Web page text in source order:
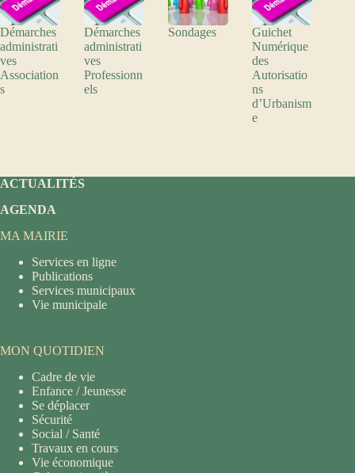
Démarches
administrati
ves
Association
s
Démarches
administrati
ves
Professionn
els
Sondages
Guichet
Numérique
des
Autorisatio
ns
d’Urbanism
e
ACTUALITÉS
AGENDA
MA MAIRIE
Services en ligne
Publications
Services municipaux
Vie municipale
MON QUOTIDIEN
Cadre de vie
Enfance / Jeunesse
Se déplacer
Sécurité
Social / Santé
Travaux en cours
Vie économique